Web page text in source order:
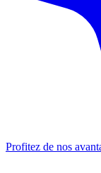
Profitez de nos